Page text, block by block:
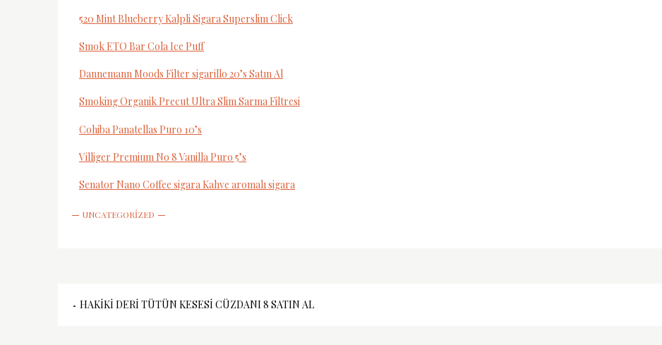
520 Mint Blueberry Kalpli Sigara Superslim Click
Smok ETO Bar Cola Ice Puff
Dannemann Moods Filter sigarillo 20’s Satın Al
Smoking Organik Precut Ultra Slim Sarma Filtresi
Cohiba Panatellas Puro 10’s
Villiger Premium No 8 Vanilla Puro 5’s
Senator Nano Coffee sigara Kahve aromalı sigara
UNCATEGORIZED
Yazı
HAKIKI DERI TÜTÜN KESESI CÜZDANI 8 SATIN AL